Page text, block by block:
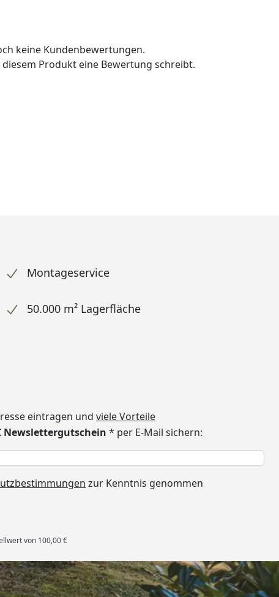
keine Kundenbewertungen.
Produkt eine Bewertung schreibt.
Montageservice
50.000 m² Lagerfläche
eintragen und viele Vorteile
Newslettergutschein * per E-Mail sichern:
zur Kenntnis genommen
von 100,00 €